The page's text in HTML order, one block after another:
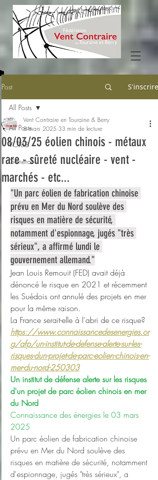
Post S'inscrire
All Posts
VCT&B
Général
All Posts
08/03/25 éolien chinois - métaux
rare - sûreté nucléaire - vent -
marchés - etc...
Vent Contraire en Touraine & Berry
8 mars 2025 33 min de lecture
"Un parc éolien de fabrication chinoise
prévu en Mer du Nord soulève des
risques en matière de sécurité,
notamment d'espionnage, jugés "très
sérieux", a affirmé lundi le
gouvernement allemand."
Jean Louis Remouit (FED) avait déjà
dénoncé le risque en 2021 et récemment
les Suédois ont annulé des projets en mer
pour la même raison.
La France serait-elle à l'abri de ce risque?
https://www.connaissancedesenergies.or
g/afp/un-institut-de-defense-alerte-sur-les-
risques-dun-projet-de-parc-eolien-chinois-en-
mer-du-nord-250303
Un institut de défense alerte sur les risques
d'un projet de parc éolien chinois en mer
du Nord
Connaissance des énergies le 03 mars
2025
Un parc éolien de fabrication chinoise
prévu en Mer du Nord soulève des
risques en matière de sécurité, notamment
d'espionnage, jugés "très sérieux", a